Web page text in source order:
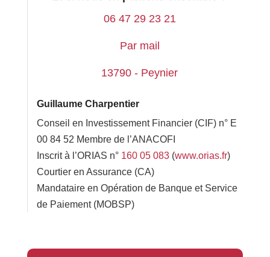
06 47 29 23 21
Par mail
13790 - Peynier
Guillaume Charpentier
Conseil en Investissement Financier (CIF) n° E
00 84 52 Membre de l’ANACOFI
Inscrit à l’ORIAS n° 160 05 083(www.orias.fr)
Courtier en Assurance (CA)
Mandataire en Opération de Banque et Service
de Paiement (MOBSP)